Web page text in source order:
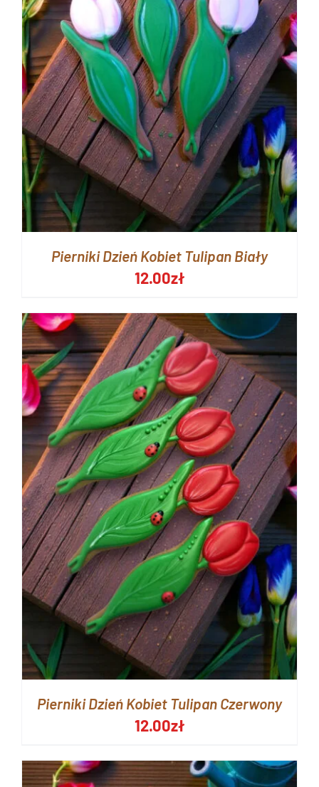
Pierniki Dzień Kobiet Tulipan Biały
12.00zł
Pierniki Dzień Kobiet Tulipan Czerwony
12.00zł